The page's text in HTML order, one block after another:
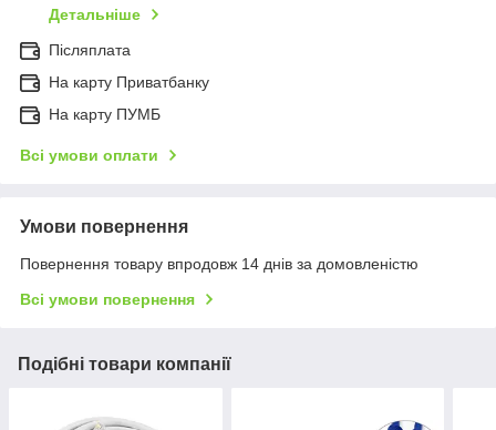
Детальніше
Післяплата
На карту Приватбанку
На карту ПУМБ
Всі умови оплати
Умови повернення
Повернення товару впродовж 14 днів за домовленістю
Всі умови повернення
Подібні товари компанії